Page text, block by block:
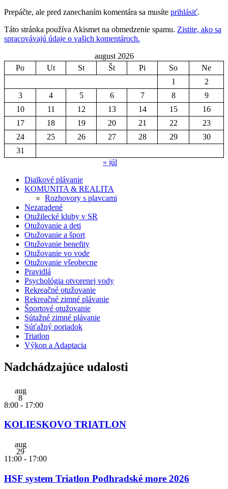
Prepáčte, ale pred zanechaním komentára sa musíte prihlásiť.
Táto stránka používa Akismet na obmedzenie spamu. Zistite, ako sa
spracovávajú údaje o vašich komentároch.
august 2026
Po
Ut St Št Pi So
Ne
1
2
3
4 5 6 7 8
9
10
11 12 13 14 15
16
17
18 19 20 21 22
23
24
25 26 27 28 29
30
31
« júl
Dialkové plávanie
KOMUNITA & REALITA
Rozhovory s plavcami
Nezaradené
Otužilecké kluby v SR
Otužovanie a deti
Otužovanie a šport
Otužovanie benefity
Otužovanie vo vode
Otužovanie všeobecne
Pravidlá
Psychológia otvorenej vody
Rekreačné otužovanie
Rekreačné zimné plávanie
Športové otužovanie
Sútažné zimné plávanie
Súťažný poriadok
Triatlon
Výkon a Adaptacia
Nadchádzajúce udalosti
aug
8
8:00 - 17:00
KOLIESKOVO TRIATLON
aug
29
11:00 - 17:00
HSF system Triatlon Podhradské more 2026